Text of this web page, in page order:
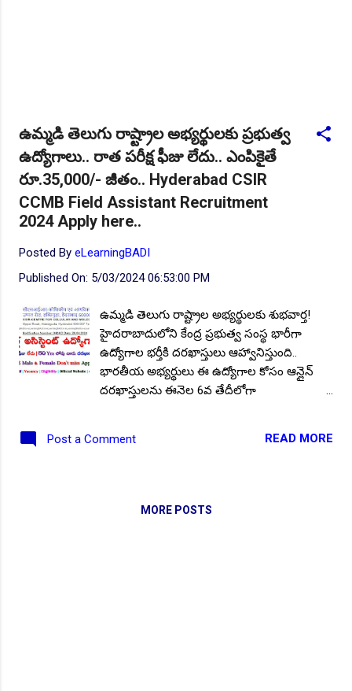
ఉమ్మడి తెలుగు రాష్ట్రాల అభ్యర్థులకు ప్రభుత్వ
ఉద్యోగాలు.. రాత పరీక్ష ఫీజు లేదు.. ఎంపికైతే
రూ.35,000/- జీతం.. Hyderabad CSIR
CCMB Field Assistant Recruitment
2024 Apply here..
Posted By eLearningBADI
Published On: 5/03/2024 06:53:00 PM
ఉమ్మడి తెలుగు రాష్ట్రాల అభ్యర్థులకు శుభవార్త!
హైదరాబాదులోని కేంద్ర ప్రభుత్వ సంస్థ భారీగా
ఉద్యోగాల భర్తీకి దరఖాస్తులు ఆహ్వానిస్తుంది..
భారతీయ అభ్యర్థులు ఈ ఉద్యోగాల కోసం ఆన్లైన్
దరఖాస్తులను ఈనెల 6వ తేదీలోగా
చెందిన కౌన్సిల్ ఆఫ్ సైంటిఫిక్ & ఇండస్ట్రియల్
ఉన్న కాంట్రాక్ట్ ఉద్యోగాల భర్తీకి ఆన్లైన్ దరఖాస్తులు
Post a Comment READ MORE
MORE POSTS